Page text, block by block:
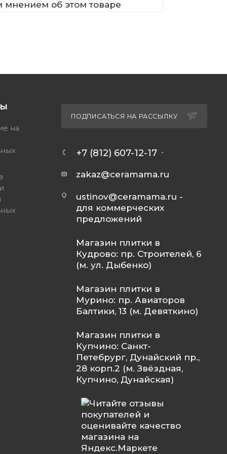
мнением об этом товаре
на
ПОДПИСАТЬСЯ НА РАССЫЛКУ
+7 (812) 607-12-17
zakaz@ceramama.ru
ustinov@ceramama.ru -
для коммерческих
предложений
Магазин плитки в
Кудрово: пр. Строителей, 6
(м. ул. Дыбенко)
Магазин плитки в
Мурино: пр. Авиаторов
Балтики, 13 (м. Девяткино)
Магазин плитки в
Купчино: Санкт-
Петебрург, Дунайский пр.,
28 корп.2 (м. Звёздная,
Купчино, Дунайская)